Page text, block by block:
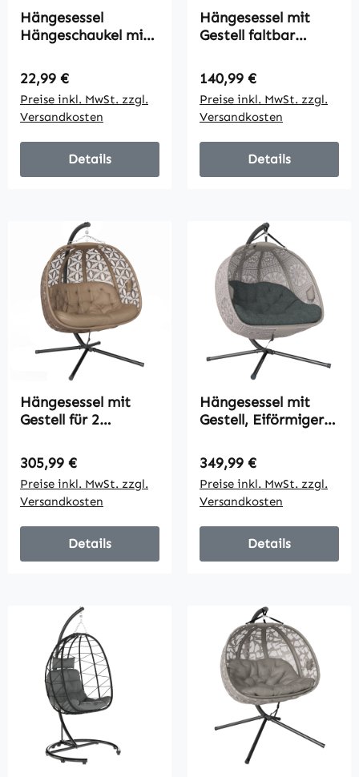
Hängesessel
Hängeschaukel mit
Kissen Deckenhaken
Gestell Hängestuhl
bis 100kg belastbar
Hängesitz für
Indoor Outdoor
Garten Terrasse
Mehrfarbig
Regulärer Preis:
22,99 €
Preise inkl. MwSt. zzgl.
Versandkosten
Details
Hängesessel mit
Gestell faltbar
Hängekorb mit
Kissen
Sicherheitsgurt
Kopfstütze Bänder,
höhenverstellbar
Regulärer Preis:
140,99 €
Preise inkl. MwSt. zzgl.
Versandkosten
Details
Hängesessel mit
Gestell für 2
Hängekorb mit dick
Kissen
Getränkehaltern
Sicherheitsgurt
Regulärer Preis:
305,99 €
Preise inkl. MwSt. zzgl.
Versandkosten
Details
Hängesessel mit
Gestell, Eiförmiger
abnehmbarem
waschbarem Kissen,
Hängematte für 2
Personen,
Schaukelsessel
Indoor Outdoor,
Sand+schwarz
Regulärer Preis:
349,99 €
Preise inkl. MwSt. zzgl.
Versandkosten
Details